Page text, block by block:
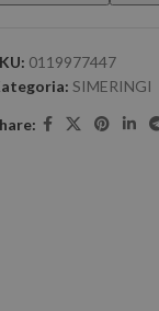
0119977447
SIMERINGI